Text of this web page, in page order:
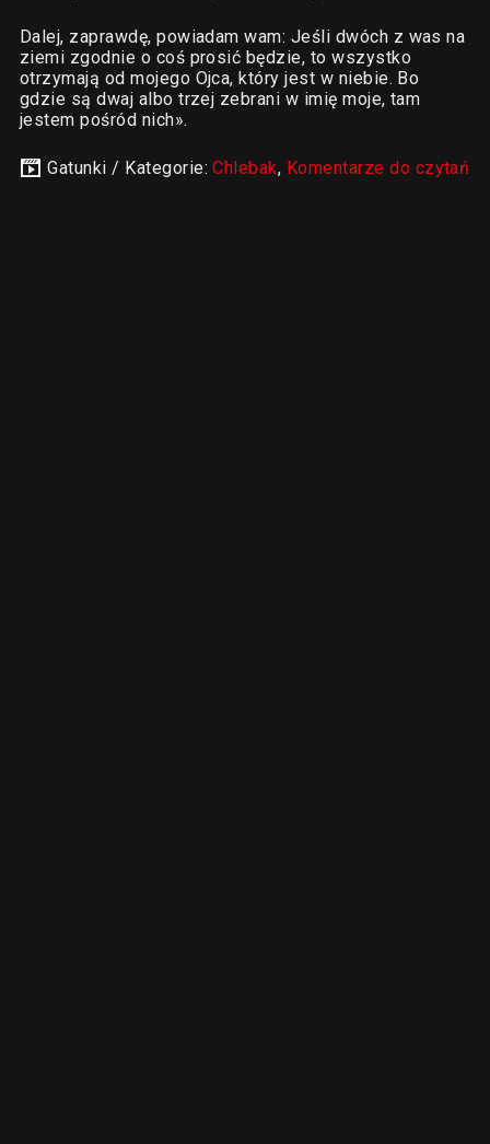
Dalej, zaprawdę, powiadam wam: Jeśli dwóch z was na
ziemi zgodnie o coś prosić będzie, to wszystko
otrzymają od mojego Ojca, który jest w niebie. Bo
gdzie są dwaj albo trzej zebrani w imię moje, tam
jestem pośród nich».
Gatunki / Kategorie:Chlebak, Komentarze do czytań